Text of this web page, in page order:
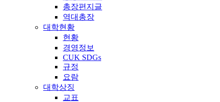
총장편지글
역대총장
대학현황
현황
경영정보
CUK SDGs
규정
요람
대학상징
교표